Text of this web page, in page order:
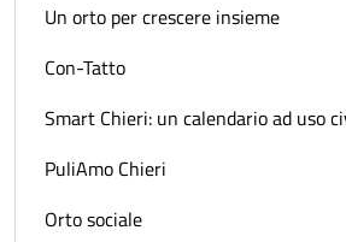
Un orto per crescere insieme
Con-Tatto
Smart Chieri: un calendario ad uso
PuliAmo Chieri
Orto sociale